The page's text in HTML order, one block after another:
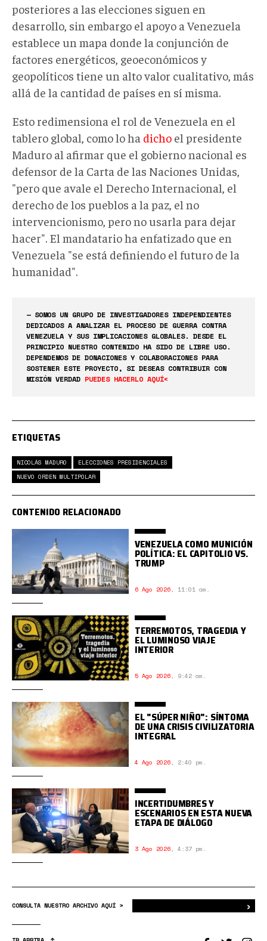
posteriores a las elecciones siguen en
desarrollo, sin embargo el apoyo a Venezuela
establece un mapa donde la conjunción de
factores energéticos, geoeconómicos y
geopolíticos tiene un alto valor cualitativo, más
allá de la cantidad de países en sí misma.
Esto redimensiona el rol de Venezuela en el
tablero global, como lo ha dicho el presidente
Maduro al afirmar que el gobierno nacional es
defensor de la Carta de las Naciones Unidas,
"pero que avale el Derecho Internacional, el
derecho de los pueblos a la paz, el no
intervencionismo, pero no usarla para dejar
hacer". El mandatario ha enfatizado que en
Venezuela "se está definiendo el futuro de la
humanidad".
— SOMOS UN GRUPO DE INVESTIGADORES INDEPENDIENTES
DEDICADOS A ANALIZAR EL PROCESO DE GUERRA CONTRA
VENEZUELA Y SUS IMPLICACIONES GLOBALES. DESDE EL
PRINCIPIO NUESTRO CONTENIDO HA SIDO DE LIBRE USO.
DEPENDEMOS DE DONACIONES Y COLABORACIONES PARA
SOSTENER ESTE PROYECTO, SI DESEAS CONTRIBUIR CON
MISIÓN VERDAD PUEDES HACERLO AQUÍ<
ETIQUETAS
NICOLÁS MADURO
ELECCIONES PRESIDENCIALES
NUEVO ORDEN MULTIPOLAR
CONTENIDO RELACIONADO
VENEZUELA COMO MUNICIÓN
POLÍTICA: EL CAPITOLIO VS.
TRUMP
6 Ago 2026, 11:01 am.
TERREMOTOS, TRAGEDIA Y
EL LUMINOSO VIAJE
INTERIOR
5 Ago 2026, 9:42 am.
EL "SÚPER NIÑO": SÍNTOMA
DE UNA CRISIS CIVILIZATORIA
INTEGRAL
4 Ago 2026, 2:40 pm.
INCERTIDUMBRES Y
ESCENARIOS EN ESTA NUEVA
ETAPA DE DIÁLOGO
3 Ago 2026, 4:37 pm.
CONSULTA NUESTRO ARCHIVO AQUÍ > ›